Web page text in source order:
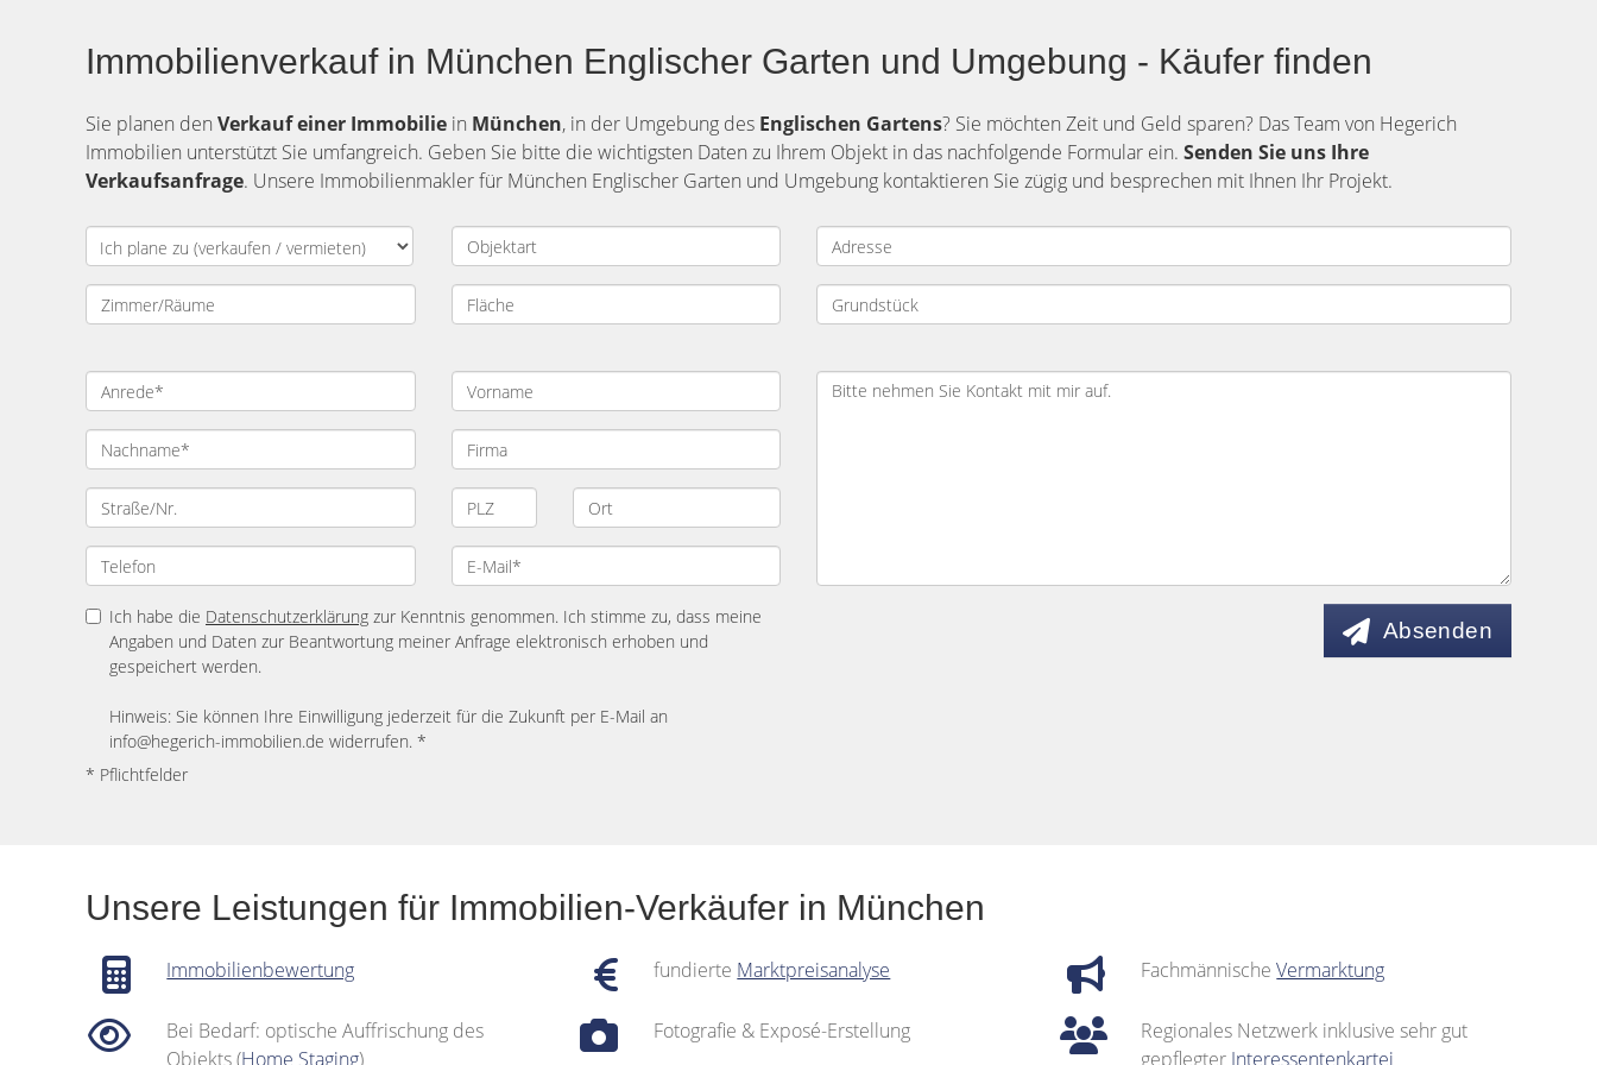
Immobilienverkauf in München Englischer Garten und Umgebung - Käufer finden
Sie planen den Verkauf einer Immobilie in München, in der Umgebung des Englischen Gartens? Sie möchten Zeit und Geld sparen? Das Team von Hegerich
Immobilien unterstützt Sie umfangreich. Geben Sie bitte die wichtigsten Daten zu Ihrem Objekt in das nachfolgende Formular ein. Senden Sie uns Ihre
Verkaufsanfrage. Unsere Immobilienmakler für München Englischer Garten und Umgebung kontaktieren Sie zügig und besprechen mit Ihnen Ihr Projekt.
Ich habe die Datenschutzerklärung zur Kenntnis genommen. Ich stimme zu, dass meine
Angaben und Daten zur Beantwortung meiner Anfrage elektronisch erhoben und
gespeichert werden.
Hinweis: Sie können Ihre Einwilligung jederzeit für die Zukunft per E-Mail an
info@hegerich-immobilien.de widerrufen. *
* Pflichtfelder
Absenden
Unsere Leistungen für Immobilien-Verkäufer in München
Immobilienbewertung fundierte Marktpreisanalyse FachmännischeVermarktung
Bei Bedarf: optische Auffrischung des
Objekts (Home Staging)
Fotografie & Exposé-Erstellung
Regionales Netzwerk inklusive sehr gut
gepflegter Interessentenkartei